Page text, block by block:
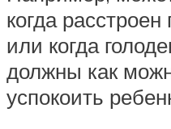
когда
или когда
должны как
успокоить